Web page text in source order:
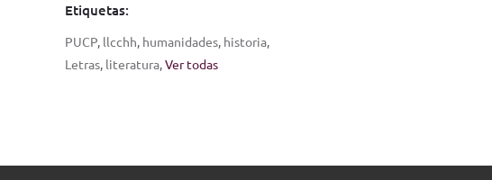
Etiquetas:
PUCP, llcchh, humanidades, historia,
Letras, literatura,Ver todas